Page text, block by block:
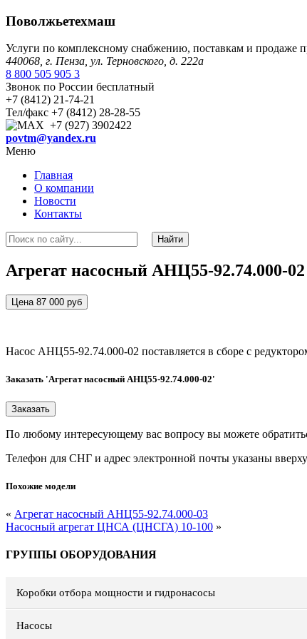
Поволжьетехмаш
Услуги по комплексному снабжению, поставкам и продаже
440068, г. Пенза, ул. Терновского, д. 222а
8 800 505 905 3
Звонок по России бесплатный
+7 (8412) 21-74-21
Тел/факс +7 (8412) 28-28-55
+7 (927) 3902422
povtm@yandex.ru
Меню
Главная
О компании
Новости
Контакты
Агрегат насосный АНЦ55-92.74.000-02
Цена 87 000 руб
Насос АНЦ55-92.74.000-02 поставляется в сборе с
Заказать 'Агрегат насосный АНЦ55-92.74.000-02'
По любому интересующему вас вопросу вы можете
Телефон для СНГ и адрес электронной почты указаны
Похожие модели
« Агрегат насосный АНЦ55-92.74.000-03
Насосный агрегат ЦНСА (ЦНСГА) 10-100 »
ГРУППЫ ОБОРУДОВАНИЯ
Коробки отбора мощности и гидронасосы
Насосы